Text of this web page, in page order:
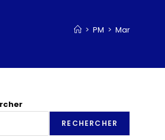
> PM > Mar
RECHERCHER